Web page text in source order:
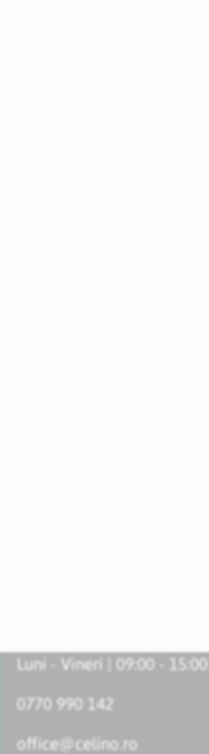
Luni - Vineri | 09:00 - 15:00
0770 990 142
office@celino.ro